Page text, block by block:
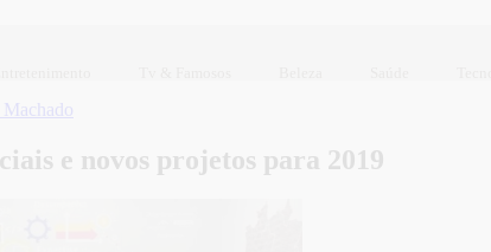
Machado
e novos projetos para 2019